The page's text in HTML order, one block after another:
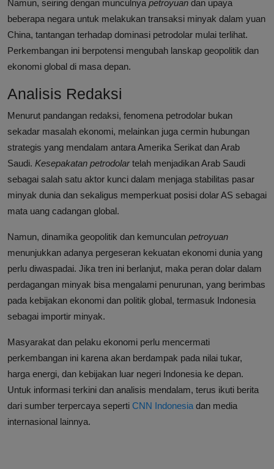
Namun, seiring dengan munculnya petroyuan dan upaya
beberapa negara untuk melakukan transaksi minyak dalam yuan
China, tantangan terhadap dominasi petrodolar mulai terlihat.
Perkembangan ini berpotensi mengubah lanskap geopolitik dan
ekonomi global di masa depan.
Analisis Redaksi
Menurut pandangan redaksi, fenomena petrodolar bukan
sekadar masalah ekonomi, melainkan juga cermin hubungan
strategis yang mendalam antara Amerika Serikat dan Arab
Saudi. Kesepakatan petrodolartelah menjadikan Arab Saudi
sebagai salah satu aktor kunci dalam menjaga stabilitas pasar
minyak dunia dan sekaligus memperkuat posisi dolar AS sebagai
mata uang cadangan global.
Namun, dinamika geopolitik dan kemunculan petroyuan
menunjukkan adanya pergeseran kekuatan ekonomi dunia yang
perlu diwaspadai. Jika tren ini berlanjut, maka peran dolar dalam
perdagangan minyak bisa mengalami penurunan, yang berimbas
pada kebijakan ekonomi dan politik global, termasuk Indonesia
sebagai importir minyak.
Masyarakat dan pelaku ekonomi perlu mencermati
perkembangan ini karena akan berdampak pada nilai tukar,
harga energi, dan kebijakan luar negeri Indonesia ke depan.
Untuk informasi terkini dan analisis mendalam, terus ikuti berita
dari sumber terpercaya seperti CNN Indonesia dan media
internasional lainnya.